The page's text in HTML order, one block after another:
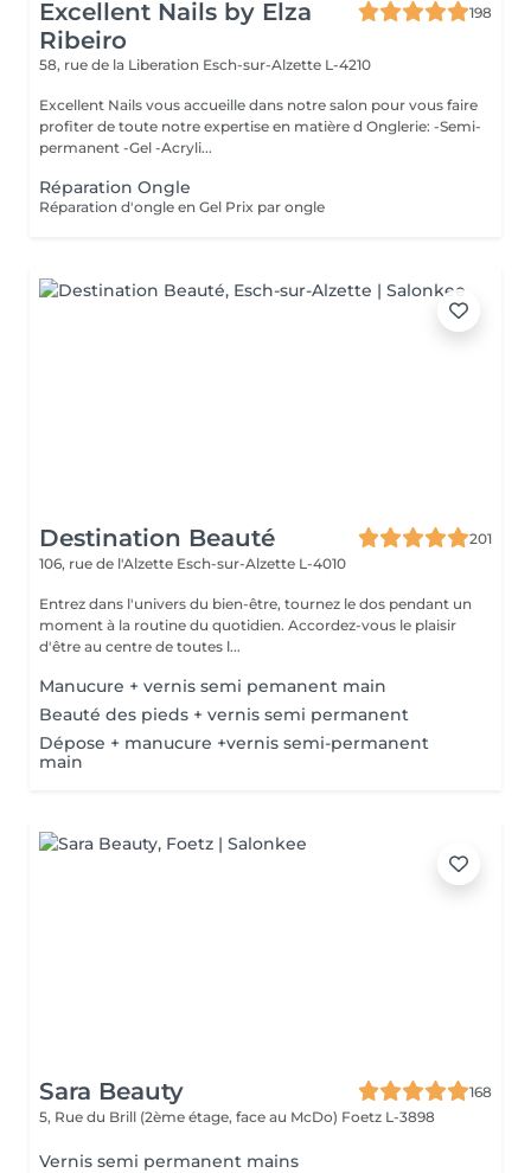
Excellent Nails by Elza
Ribeiro
198
58, rue de la Liberation Esch-sur-Alzette L-4210
Excellent Nails vous accueille dans notre salon pour vous faire
profiter de toute notre expertise en matière d Onglerie: -Semi-
permanent -Gel -Acryli...
Réparation Ongle
Réparation d'ongle en Gel Prix par ongle
Destination Beauté
201
106, rue de l'Alzette Esch-sur-Alzette L-4010
Entrez dans l'univers du bien-être, tournez le dos pendant un
moment à la routine du quotidien. Accordez-vous le plaisir
d'être au centre de toutes l...
Manucure + vernis semi pemanent main
Beauté des pieds + vernis semi permanent
Dépose + manucure +vernis semi-permanent
main
Sara Beauty
168
5, Rue du Brill (2ème étage, face au McDo) Foetz L-3898
Vernis semi permanent mains